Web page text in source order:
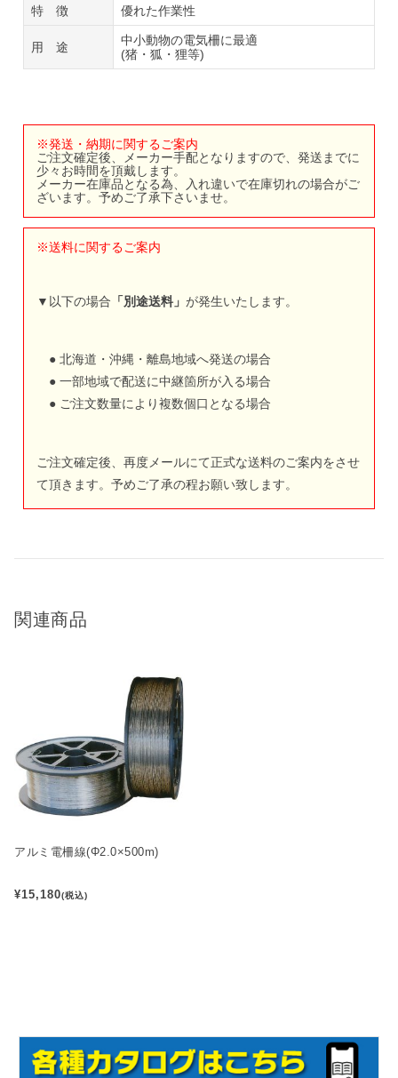
特 徴 優れた作業性
用 途
中小動物の電気柵に最適
(猪・狐・狸等)
※発送・納期に関するご案内
ご注文確定後、メーカー手配となりますので、発送までに
少々お時間を頂戴します。
メーカー在庫品となる為、入れ違いで在庫切れの場合がご
ざいます。予めご了承下さいませ。
※送料に関するご案内
▼以下の場合 「別途送料」 が発生いたします。
● 北海道・沖縄・離島地域へ発送の場合
● 一部地域で配送に中継箇所が入る場合
● ご注文数量により複数個口となる場合
ご注文確定後、再度メールにて正式な送料のご案内をさせ
て頂きます。予めご了承の程お願い致します。
関連商品
アルミ電柵線(Φ2.0×500m)
¥15,180(税込)